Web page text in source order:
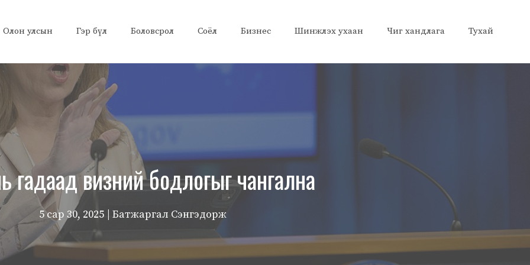
Олон улсын Гэр бүл Боловсрол Соёл Бизнес Шинжлэх ухаан Чиг хандлага Тухай
гадаад визний бодлогыг чангална
5 сар 30, 2025 | Батжаргал Сэнгэдорж